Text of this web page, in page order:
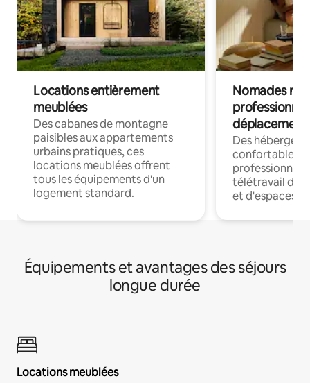
Locations entièrement
meublées
Des cabanes de montagne
paisibles aux appartements
urbains pratiques, ces
locations meublées offrent
tous les équipements d'un
logement standard.
Nomades
déplacement
Des
confortables
professionnels
télétravail
et d'espaces
Équipements et avantages des séjours
longue durée
Locations meublées